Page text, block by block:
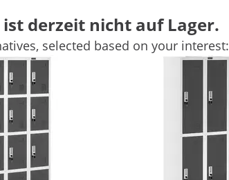
derzeit nicht auf Lager.
selected based on your interest: